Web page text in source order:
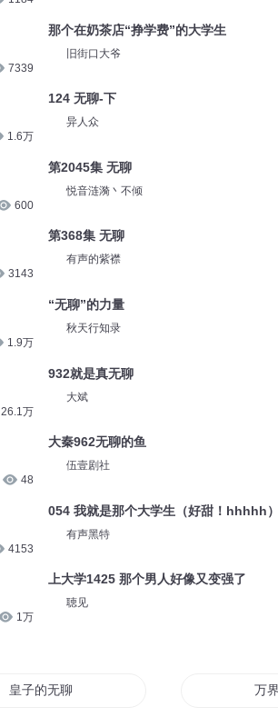
7339
1.6万
600
3143
1.9万
26.1万
48
4153
1万
那个在奶茶店“挣学费”的大学生
旧街口大爷
124 无聊-下
异人众
第2045集 无聊
悦音涟漪丶不倾
第368集 无聊
有声的紫襟
“无聊”的力量
秋天行知录
932就是真无聊
大斌
大秦962无聊的鱼
伍壹剧社
054 我就是那个大学生（好甜！hhhhh）
有声黑特
上大学1425 那个男人好像又变强了
聴见
皇子的无聊人生 万